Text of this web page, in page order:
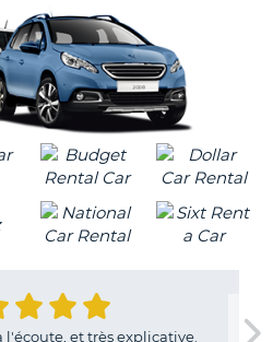
et très explicative.